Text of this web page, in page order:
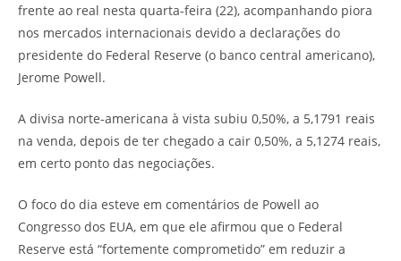
frente ao real nesta quarta-feira (22), acompanhando piora
nos mercados internacionais devido a declarações do
presidente do Federal Reserve (o banco central americano),
Jerome Powell.
A divisa norte-americana à vista subiu 0,50%, a 5,1791 reais
na venda, depois de ter chegado a cair 0,50%, a 5,1274 reais,
em certo ponto das negociações.
O foco do dia esteve em comentários de Powell ao
Congresso dos EUA, em que ele afirmou que o Federal
Reserve está “fortemente comprometido” em reduzir a